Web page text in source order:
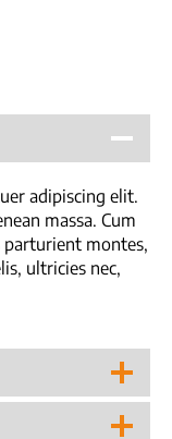
adipiscing elit.
massa. Cum
parturient montes,
ultricies nec,